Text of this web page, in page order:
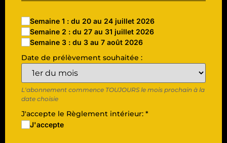
Semaine 1 : du 20 au 24 juillet 2026
Semaine 2 : du 27 au 31 juillet 2026
Semaine 3 : du 3 au 7 août 2026
Date de prélèvement souhaitée :
L'abonnement commence TOUJOURS le mois prochain à la
date choisie
J'accepte le Règlement intérieur: *
J'accepte